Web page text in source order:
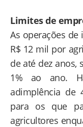
Limites de
As operações
R$ 12 mil por
de até dez anos,
1% ao ano.
adimplência de
para os que
agricultores